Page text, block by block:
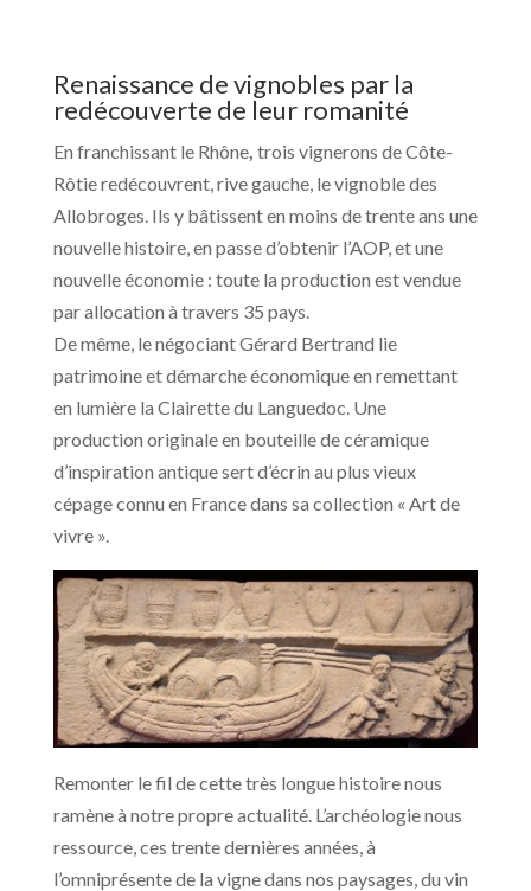
Renaissance de vignobles par la
redécouverte de leur romanité
En franchissant le Rhône, trois vignerons de Côte-
Rôtie redécouvrent, rive gauche, le vignoble des
Allobroges. Ils y bâtissent en moins de trente ans une
nouvelle histoire, en passe d’obtenir l’AOP, et une
nouvelle économie : toute la production est vendue
par allocation à travers 35 pays.
De même, le négociant Gérard Bertrand lie
patrimoine et démarche économique en remettant
en lumière la Clairette du Languedoc. Une
production originale en bouteille de céramique
d’inspiration antique sert d’écrin au plus vieux
cépage connu en France dans sa collection « Art de
vivre ».
Remonter le fil de cette très longue histoire nous
ramène à notre propre actualité. L’archéologie nous
ressource, ces trente dernières années, à
l’omniprésente de la vigne dans nos paysages, du vin